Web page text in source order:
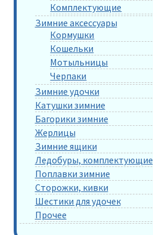
Комплектующие
Зимние аксессуары
Кормушки
Кошельки
Мотыльницы
Черпаки
Зимние удочки
Катушки зимние
Багорики зимние
Жерлицы
Зимние ящики
Ледобуры, комплектующие
Поплавки зимние
Сторожки, кивки
Шестики для удочек
Прочее